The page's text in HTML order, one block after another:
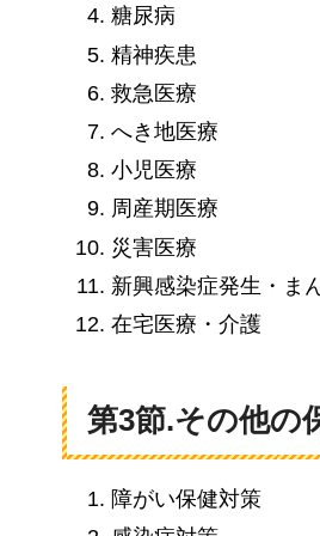
糖尿病
精神疾患
救急医療
へき地医療
小児医療
周産期医療
災害医療
新興感染症発生・ま
在宅医療・介護
第3節.その他の
障がい保健対策